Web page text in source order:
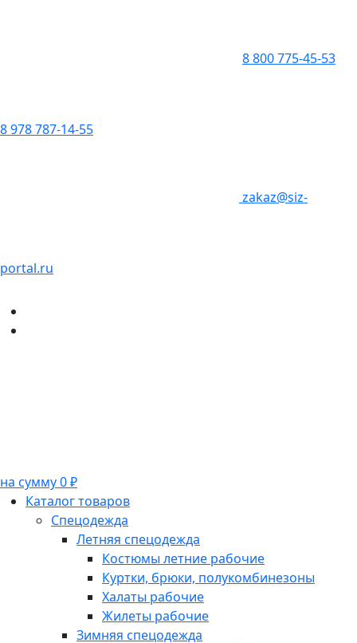
8 800 775-45-53
8 978 787-14-55
zakaz@siz-
portal.ru
на сумму 0 ₽
Каталог товаров
Спецодежда
Летняя спецодежда
Костюмы летние рабочие
Куртки, брюки, полукомбинезоны
Халаты рабочие
Жилеты рабочие
Зимняя спецодежда